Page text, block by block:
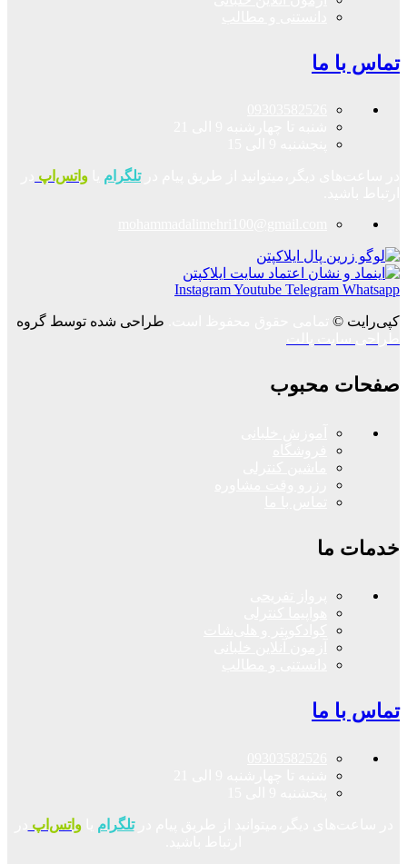
تماس با ما
در ساعت‌های دیگر،میتوانید از طریق پیام درتلگرام واتس‌اپ
InstagramYoutube Telegram Whatsapp
کپی‌رایت ©
طراحی شده توسط گروه
صفحات محبوب
خدمات ما
تماس با ما
در ساعت‌های دیگر،میتوانید از طریق پیام درتلگرام یاواتس‌اپ